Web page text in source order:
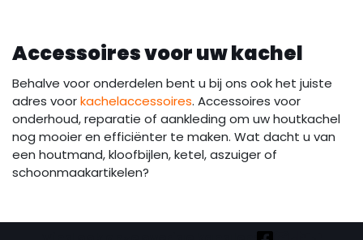
Accessoires voor uw kachel
Behalve voor onderdelen bent u bij ons ook het juiste
adres voorkachelaccessoires. Accessoires voor
onderhoud, reparatie of aankleding om uw houtkachel
nog mooier en efficiënter te maken. Wat dacht u van
een houtmand, kloofbijlen, ketel, aszuiger of
schoonmaakartikelen?